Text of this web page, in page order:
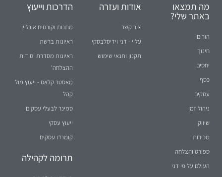
מה תמצאו
באתר שלי?
הורים
חינוך
יחסים
כסף
עסקים
ניהול זמן
שיווק
מכירות
ספורט והצלחה
העולם על פי דני
אודות ועזרה
צור קשר
עליי - דני וידיסלבסקי
תקנון ותנאי שימוש
הדרכות וייעוץ
מתנות וקורסים אונליין
ראיונות ברשת
ראיונות מסדרת 'סודות
ההצלחה'
מאסטר קלאס - ייעוץ מול
קהל
סמינר לבעלי עסקים
ייעוץ עסקי
קומנדו עסקים
תרומה לקהילה